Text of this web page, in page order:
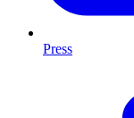
Press